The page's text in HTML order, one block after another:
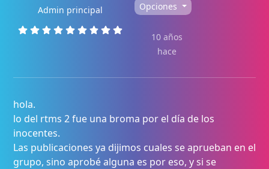
Admin principal Opciones
10 años
hace
hola.
lo del rtms 2 fue una broma por el día de los
inocentes.
Las publicaciones ya dijimos cuales se aprueban en el
grupo, sino aprobé alguna es por eso, y si se